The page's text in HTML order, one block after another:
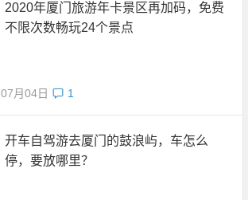
2020年厦门旅游年卡景区再加码，免费
不限次数畅玩24个景点
07月04日 1
开车自驾游去厦门的鼓浪屿，车怎么
停，要放哪里？